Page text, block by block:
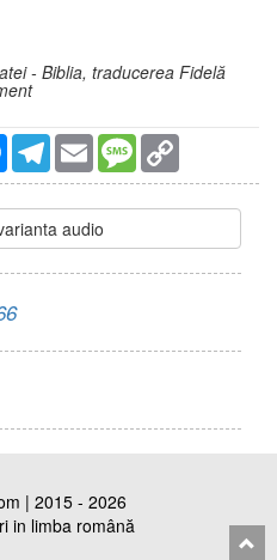
- Biblia, traducerea Fidelă
MessengerTelegram
Email Message
audio
| 2015 - 2026
in limba română